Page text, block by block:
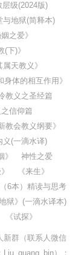
层级(2024版)
与地狱(简释本)
姻之爱》
(下)》
天教义》
身体的相互作用》
教义之圣经篇
信仰篇
教会教义纲要》
义(一滴水译)
》
神性之爱
《来生》
6本）精读与思考
狱》(一滴水译本)
《试探》
群（联系人微信
）；